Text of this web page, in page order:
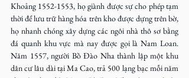
Khoảng 1552-1553, họ giành được sự cho phép tạm
thời để lưu trữ hàng hóa trên kho được dựng trên bờ,
họ nhanh chóng xây dựng các ngôi nhà thô sơ bằng
đá quanh khu vực mà nay được gọi là Nam Loan.
Năm 1557, người Bồ Đào Nha thành lập một khu
dân cư lâu dài tại Ma Cao, trả 500 lạng bạc mỗi năm